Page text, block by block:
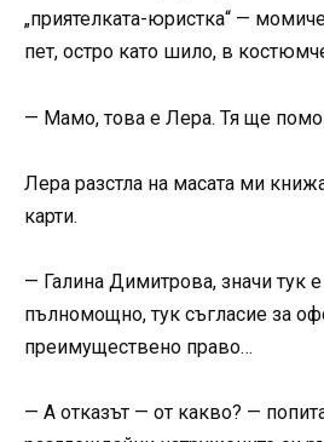
„приятелката-юристка“ —
пет, остро като шило, в
— Мамо, това е Лера. Тя ще
Лера разстла на масата ми
карти.
— Галина Димитрова, значи тук
пълномощно, тук съгласие за
преимуществено право…
— А отказът — от какво? —